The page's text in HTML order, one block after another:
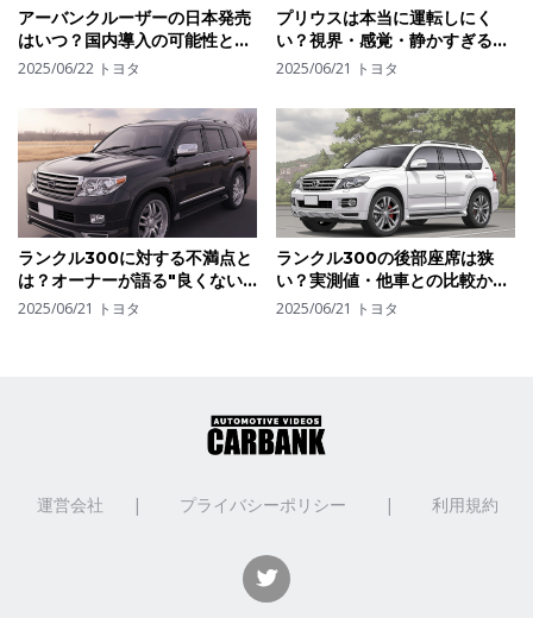
アーバンクルーザーの日本発売
はいつ？国内導入の可能性とラ
イバル車との比較を予想
2025/06/22 トヨタ
プリウスは本当に運転しにく
い？視界・感覚・静かすぎる走
行音が与える影響とは
2025/06/21 トヨタ
ランクル300に対する不満点と
は？オーナーが語る"良くない
部分"と改善してほしいポイン
2025/06/21 トヨタ
ランクル300の後部座席は狭
い？実測値・他車との比較から
見る居住性の真実
2025/06/21 トヨタ
運営会社 | プライバシーポリシー | 利用規約